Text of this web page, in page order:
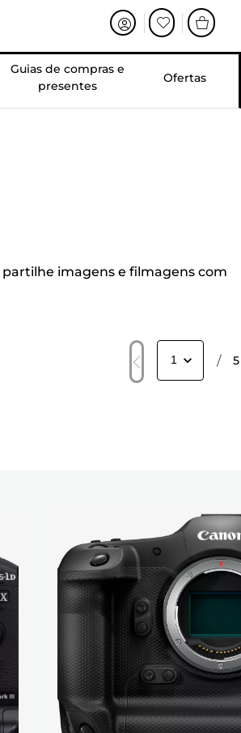
Guias de compras e
presentes
Ofertas
imagens e filmagens com
/ 5